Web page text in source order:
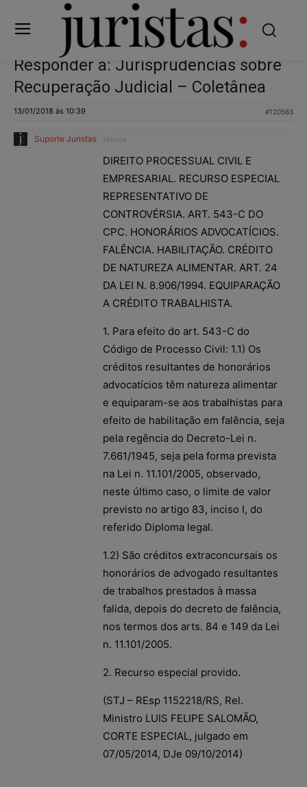
Responder a: Jurisprudências sobre
Recuperação Judicial – Coletânea
13/01/2018 às 10:39 #120563
Suporte Juristas Mestre
DIREITO PROCESSUAL CIVIL E
EMPRESARIAL. RECURSO ESPECIAL
REPRESENTATIVO DE
CONTROVÉRSIA. ART. 543-C DO
CPC. HONORÁRIOS ADVOCATÍCIOS.
FALÊNCIA. HABILITAÇÃO. CRÉDITO
DE NATUREZA ALIMENTAR. ART. 24
DA LEI N. 8.906/1994. EQUIPARAÇÃO
A CRÉDITO TRABALHISTA.
1. Para efeito do art. 543-C do
Código de Processo Civil: 1.1) Os
créditos resultantes de honorários
advocatícios têm natureza alimentar
e equiparam-se aos trabalhistas para
efeito de habilitação em falência, seja
pela regência do Decreto-Lei n.
7.661/1945, seja pela forma prevista
na Lei n. 11.101/2005, observado,
neste último caso, o limite de valor
previsto no artigo 83, inciso I, do
referido Diploma legal.
1.2) São créditos extraconcursais os
honorários de advogado resultantes
de trabalhos prestados à massa
falida, depois do decreto de falência,
nos termos dos arts. 84 e 149 da Lei
n. 11.101/2005.
2. Recurso especial provido.
(STJ – REsp 1152218/RS, Rel.
Ministro LUIS FELIPE SALOMÃO,
CORTE ESPECIAL, julgado em
07/05/2014, DJe 09/10/2014)